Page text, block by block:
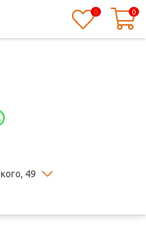
49
0 0